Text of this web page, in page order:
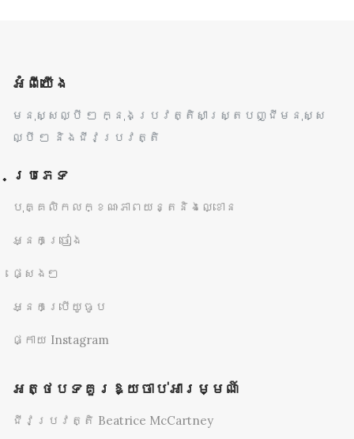
អំពីយើង
មនុស្សល្បី ៗ ក្នុងប្រវត្តិសាស្ត្របញ្ជីមនុស្ស
ល្បី ៗ និងជីវប្រវត្តិ
ប្រភេទ
បុគ្គលិកលក្ខណៈភាពយន្តនិងល្ខោន
អ្នកច្រៀង
ផ្សេងៗ
អ្នកប្រើយូធូប
ផ្កាយ Instagram
អត្ថបទគួរឱ្យចាប់អារម្មណ៍
ជីវប្រវត្តិ Beatrice McCartney